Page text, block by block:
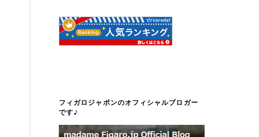
フィガロジャポンのオフィシャルブロガー
です♪